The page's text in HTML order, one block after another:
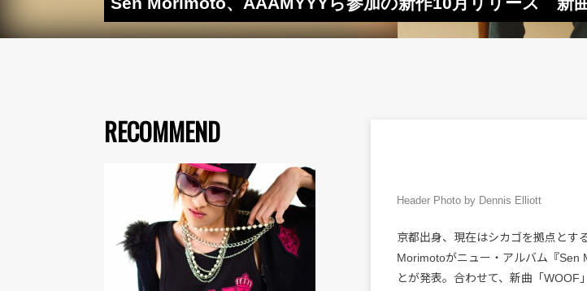
RECOMMEND
Header Photo by Dennis Elliott
京都出身、現在はシカゴを拠点とす
Morimotoがニュー・アルバム『Sen
とが発表。合わせて、新曲「